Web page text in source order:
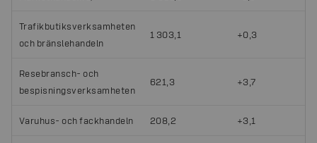
Trafikbutiksverksamheten
och bränslehandeln
1 303,1 +0,3
Resebransch- och
bespisningsverksamheten
621,3 +3,7
Varuhus- och fackhandeln 208,2 +3,1